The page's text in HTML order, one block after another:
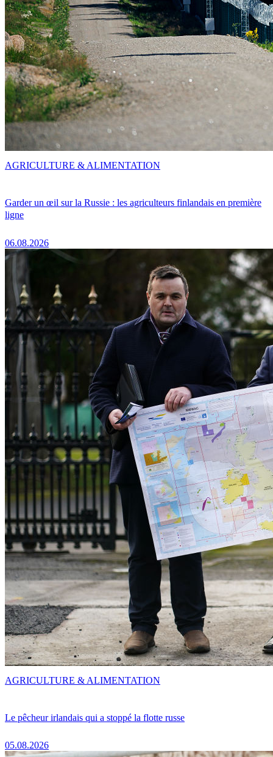
Garder un œil sur la Russie : les agriculteurs finlandais en première
ligne
06.08.2026
AGRICULTURE & ALIMENTATION
Le pêcheur irlandais qui a stoppé la flotte russe
05.08.2026
AGRICULTURE & ALIMENTATION